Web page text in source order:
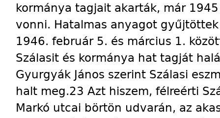
kormánya tagjait akarták, már
vonni. Hatalmas anyagot
1946. február 5. és március 1.
Szálasit és kormánya hat tagját
Gyurgyák János szerint Szálasi
halt meg.23 Azt hiszem, félreérti
Markó utcai börtön udvarán, az